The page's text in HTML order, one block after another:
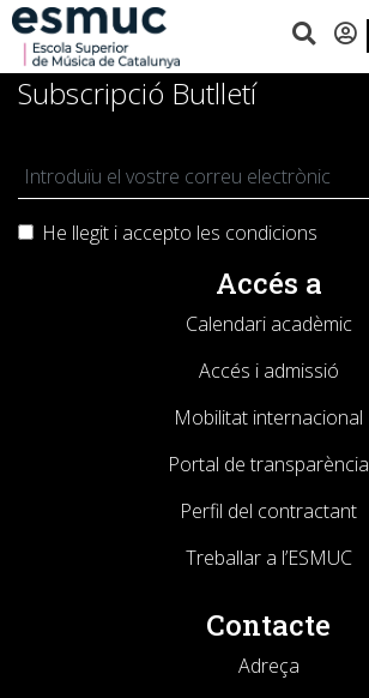
Estudis
Serveis
Activitats
Subscripció Butlletí
He llegit i accepto les condicions
Accés a
Calendari acadèmic
Accés i admissió
Mobilitat internacional
Portal de transparència
Perfil del contractant
Treballar a l’ESMUC
Contacte
Adreça